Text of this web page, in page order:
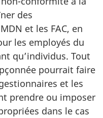
des
et les FAC, en
les employés du
qu’individus. Tout
pourrait faire
et les
prendre ou imposer
dans le cas